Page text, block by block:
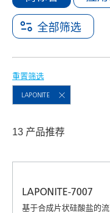
全部筛选
重置筛选
LAPONITE
13 产品推荐
LAPONITE-7007
基于合成片状硅酸盐的